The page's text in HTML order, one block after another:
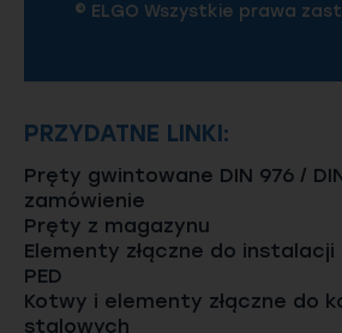
© ELGO Wszystkie prawa
PRZYDATNE LINKI:
Pręty gwintowane DIN 976 /
zamówienie
Pręty z magazynu
Elementy złączne do
PED
Kotwy i elementy złączne do
stalowych